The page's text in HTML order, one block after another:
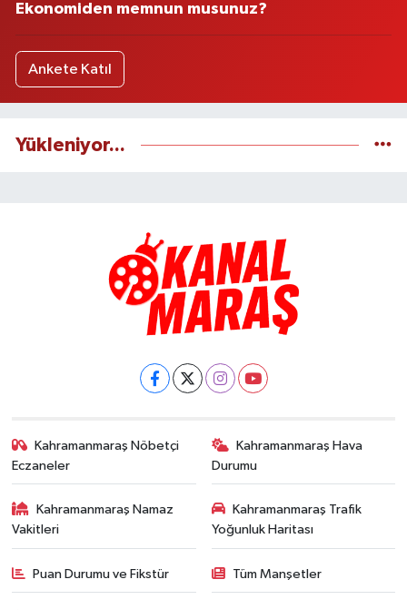
Ekonomiden memnun musunuz?
Ankete Katıl
Yükleniyor...
Kahramanmaraş Nöbetçi
Eczaneler
Kahramanmaraş Hava
Durumu
Kahramanmaraş Namaz
Vakitleri
Kahramanmaraş Trafik
Yoğunluk Haritası
Puan Durumu ve Fikstür Tüm Manşetler